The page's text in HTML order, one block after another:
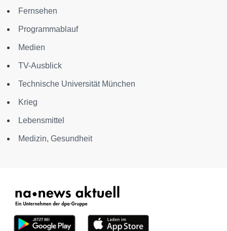
Fernsehen
Programmablauf
Medien
TV-Ausblick
Technische Universität München
Krieg
Lebensmittel
Medizin, Gesundheit